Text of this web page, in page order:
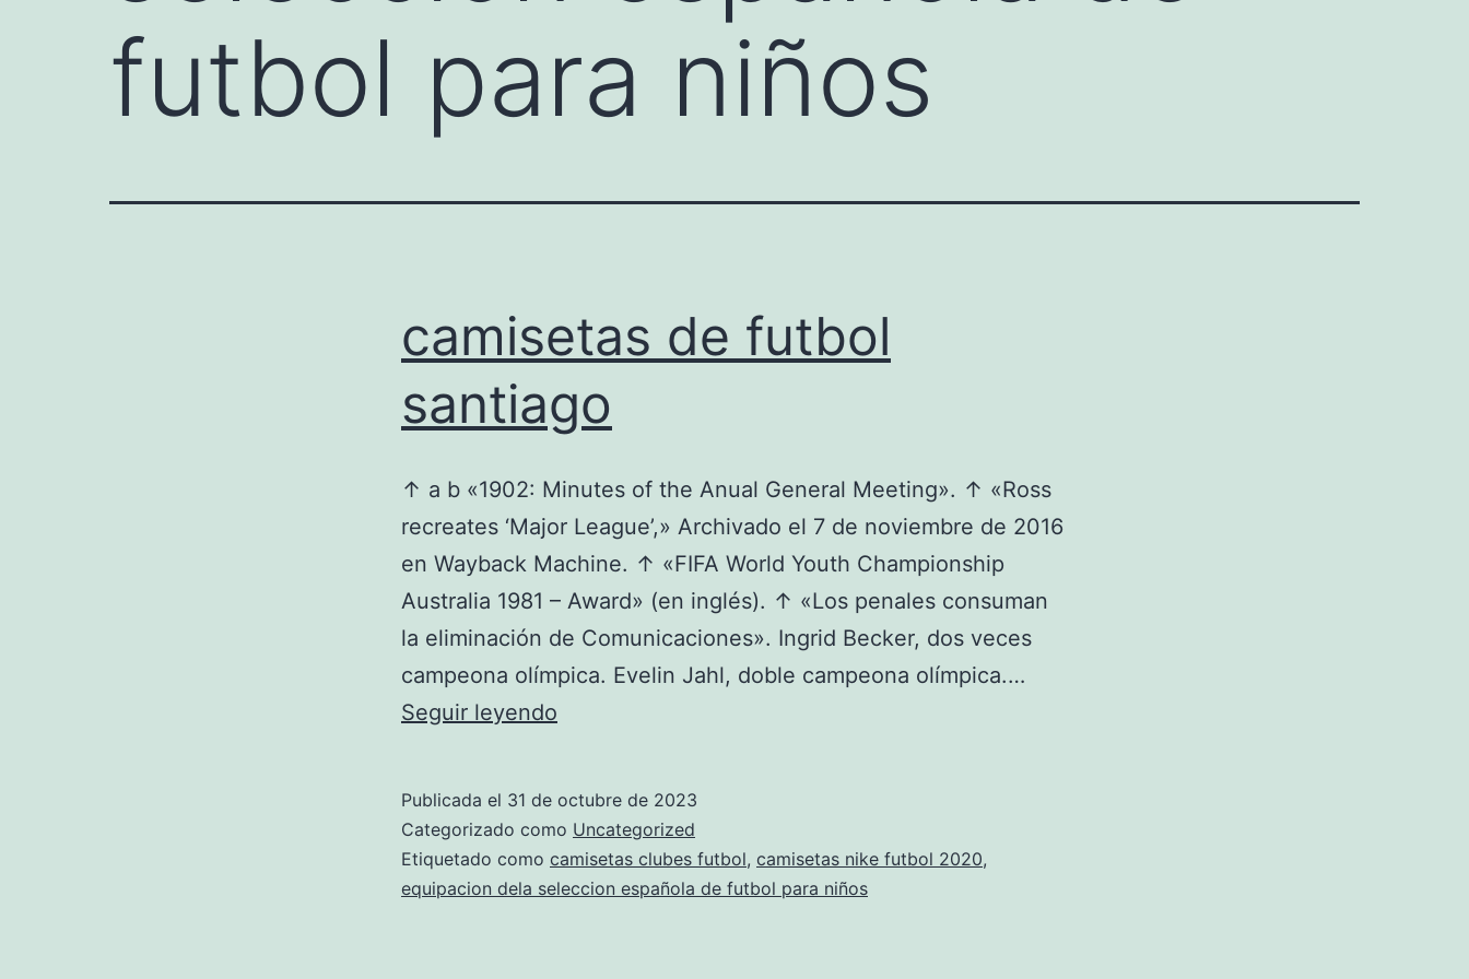
futbol para niños
camisetas de futbol
santiago
↑ a b «1902: Minutes of the Anual General Meeting». ↑ «Ross
recreates ‘Major League’,» Archivado el 7 de noviembre de 2016
en Wayback Machine. ↑ «FIFA World Youth Championship
Australia 1981 – Award» (en inglés). ↑ «Los penales consuman
la eliminación de Comunicaciones». Ingrid Becker, dos veces
campeona olímpica. Evelin Jahl, doble campeona olímpica.…
Seguir leyendo
santiago
Publicada el 31 de octubre de 2023
Categorizado como Uncategorized
Etiquetado como camisetas clubes futbol, camisetas nike futbol 2020,
equipacion dela seleccion española de futbol para niños